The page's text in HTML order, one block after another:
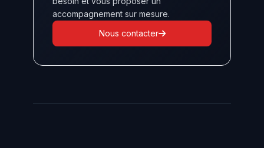
accompagnement sur mesure.
Nous contacter